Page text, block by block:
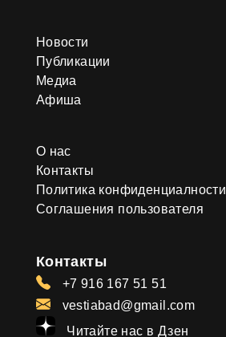
Новости
Публикации
Медиа
Афиша
О нас
Контакты
Политика конфиденциалности
Соглашения пользователя
Контакты
+7 916 167 51 51
vestiabad@gmail.com
Читайте нас в Дзен